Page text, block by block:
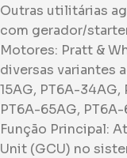
​Outras utilitárias
com gerador/
​Motores: ​Pratt &
diversas variantes
15AG, PT6A-
PT6A-65AG,
​Função Principal:
Unit (GCU) no